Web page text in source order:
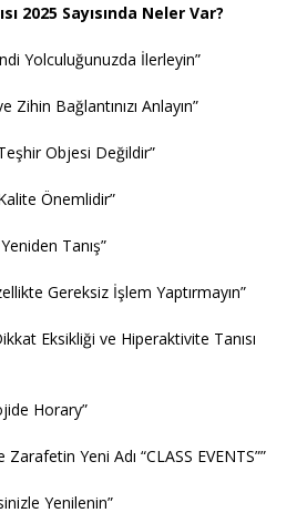
2025 Sayısında Neler Var?
Yolculuğunuzda İlerleyin”
Bağlantınızı Anlayın”
Objesi Değildir”
Önemlidir”
Tanış”
Gereksiz İşlem Yaptırmayın”
Eksikliği ve Hiperaktivite Tanısı
Horary”
Yeni Adı “CLASS EVENTS””
Yenilenin”